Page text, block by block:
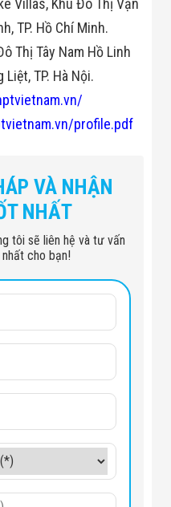
TP. Hồ Chí Minh.
Thị Tây Nam Hồ Linh
TP. Hà Nội.
profile.pdf
VÀ NHẬN
NHẤT
tôi sẽ liên hệ và tư vấn
cho bạn!